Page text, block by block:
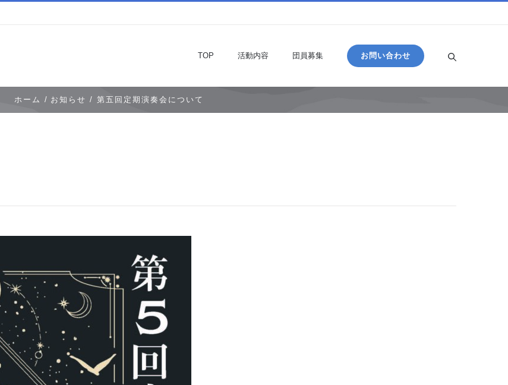
TOP 活動内容 団員募集 お問い合わせ
ホーム / お知らせ / 第五回定期演奏会について